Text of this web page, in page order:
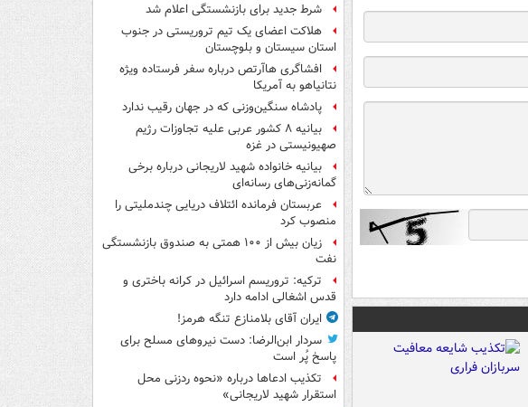
شرط جدید برای بازنشستگی اعلام شد
هلاکت اعضای یک تیم تروریستی در جنوب
استان سیستان و بلوچستان
افشاگری هاآرتص درباره سفر فرستاده ویژه
نتانیاهو به آمریکا
پادشاه سنگین‌وزنی که در جهان رقیب ندارد
بیانیه ۸ کشور عربی علیه تجاوزات رژیم
صهیونیستی در غزه
بیانیه خانواده شهید لاریجانی درباره برخی
گمانه‌زنی‌های رسانه‌ای
عربستان فرمانده ائتلاف دریایی چندملیتی را
منصوب کرد
زیان بیش از ۱۰۰ همتی به صندوق‌ بازنشستگی
نفت
ترکیه: تروریسم اسرائیل در کرانه باختری و
قدس اشغالی ادامه دارد
ایران آقای بلامنازع تنگه هرمز!
سردار ابن‌الرضا: دست نیروهای مسلح برای
پاسخ پُر است
تکذیب ادعاها درباره «نحوه ردزنی محل
استقرار شهید لاریجانی»